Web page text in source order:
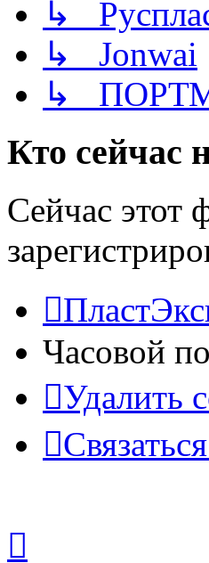
↳
↳ Jonwai
↳
Кто сейчас
Сейчас этот
Часовой
Удалить